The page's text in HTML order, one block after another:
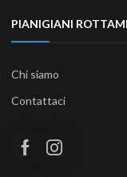
PIANIGIANI ROTTAMI
Chi siamo
Contattaci